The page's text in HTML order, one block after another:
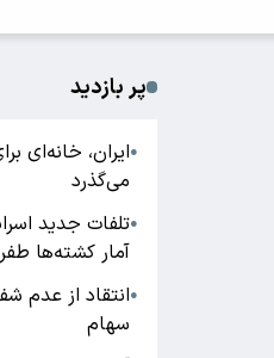
پر بازدید
●ایران، خانه‌ای
می‌گذرد
●تلفات جدید
آمار کشته‌ها
●انتقاد از عدم
سهام